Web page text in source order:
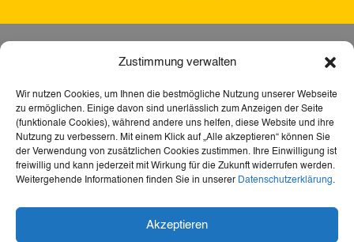
Zustimmung verwalten
Wir nutzen Cookies, um Ihnen die bestmögliche Nutzung unserer Webseite
zu ermöglichen. Einige davon sind unerlässlich zum Anzeigen der Seite
(funktionale Cookies), während andere uns helfen, diese Website und ihre
Nutzung zu verbessern. Mit einem Klick auf „Alle akzeptieren“ können Sie
der Verwendung von zusätzlichen Cookies zustimmen. Ihre Einwilligung ist
freiwillig und kann jederzeit mit Wirkung für die Zukunft widerrufen werden.
Weitergehende Informationen finden Sie in unserer Datenschutzerklärung.
Akzeptieren
Webseite barrierefrei – für mehr Teilhabe,